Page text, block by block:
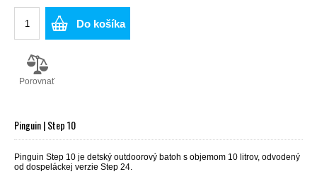
Do košíka
Porovnať
Pinguin | Step 10
Pinguin Step 10 je detský outdoorový batoh s objemom 10 litrov, odvodený
od dospeláckej verzie Step 24.